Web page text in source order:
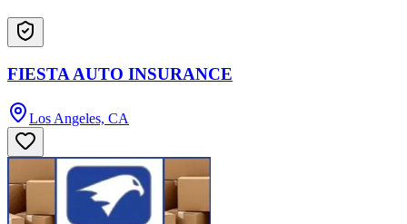
FIESTA AUTO INSURANCE
Los Angeles, CA